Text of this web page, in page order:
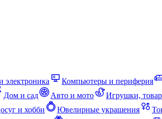
Компьютеры и периферия
Дом и сад Авто и мото Игрушки,
и хобби Ювелирные украшения